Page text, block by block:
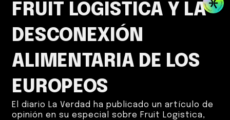
FRUIT LOGISTICA Y LA
DESCONEXIÓN
ALIMENTARIA DE LOS
EUROPEOS
El diario La Verdad ha publicado un artículo de
opinión en su especial sobre Fruit Logistica,